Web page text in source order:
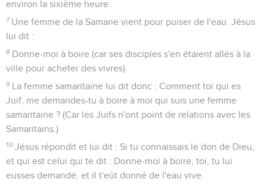
environ la sixième heure.
7 Une femme de la Samarie vient pour puiser de l'eau. Jésus
lui dit :
8 Donne-moi à boire (car ses disciples s'en étaient allés à la
ville pour acheter des vivres).
9 La femme samaritaine lui dit donc : Comment toi qui es
Juif, me demandes-tu à boire à moi qui suis une femme
samaritaine ? (Car les Juifs n'ont point de relations avec les
Samaritains.)
10 Jésus répondit et lui dit : Si tu connaissais le don de Dieu,
et qui est celui qui te dit : Donne-moi à boire, toi, tu lui
eusses demandé, et il t'eût donné de l'eau vive.